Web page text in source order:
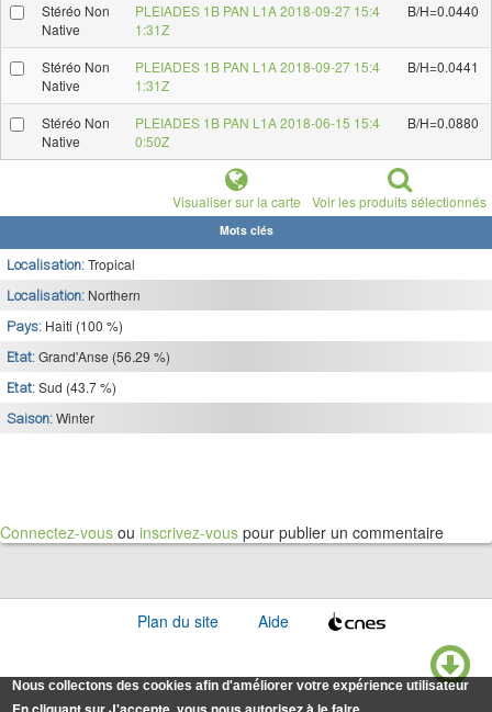
Stéréo Non
Native
PLEIADES 1B PAN L1A 2018-09-27 15:4
1:31Z
B/H=0.0440
Stéréo Non
Native
PLEIADES 1B PAN L1A 2018-09-27 15:4
1:31Z
B/H=0.0441
Stéréo Non
Native
PLEIADES 1B PAN L1A 2018-06-15 15:4
0:50Z
B/H=0.0880
Visualiser sur la carte Voir les produits sélectionnés
Mots clés
Localisation: Tropical
Localisation: Northern
Pays: Haiti (100 %)
Etat: Grand'Anse (56.29 %)
Etat: Sud (43.7 %)
Saison: Winter
Connectez-vous ou inscrivez-vous pour publier un commentaire
Plan du site Aide
Nous collectons des cookies afin d'améliorer votre expérience utilisateur